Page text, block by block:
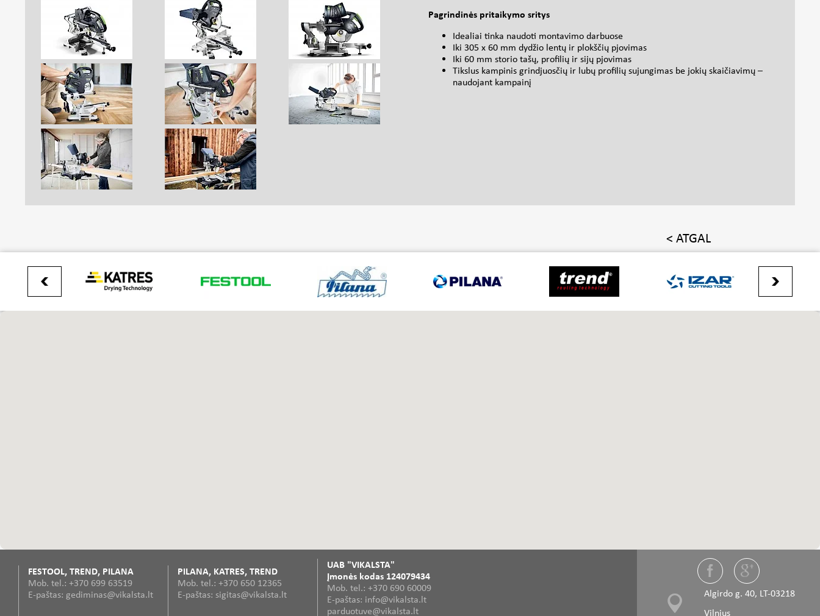
Pagrindinės pritaikymo sritys
Idealiai tinka naudoti montavimo darbuose
Iki 305 x 60 mm dydžio lentų ir plokščių pjovimas
Iki 60 mm storio tašų, profilių ir sijų pjovimas
Tikslus kampinis grindjuosčių ir lubų profilių sujungimas be jokių skaičiavimų –
naudojant kampainį
< ATGAL
Algirdo g. 40, LT-03218
Vilnius
FESTOOL, TREND, PILANA
Mob. tel.: +370 699 63519
E-paštas: gediminas@vikalsta.lt
PILANA, KATRES, TREND
Mob. tel.: +370 650 12365
E-paštas: sigitas@vikalsta.lt
UAB "VIKALSTA"
Įmonės kodas 124079434
Mob. tel.: +370 690 60009
E-paštas: info@vikalsta.lt
parduotuve@vikalsta.lt